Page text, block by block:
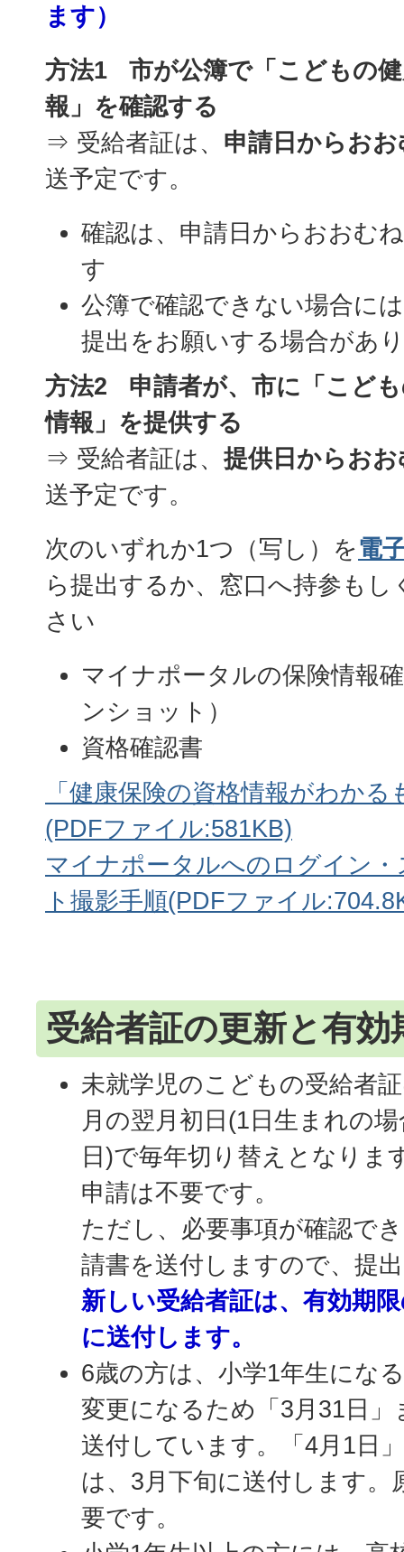
ます）
方法1 市が公簿で「こどもの
報」を確認する
⇒ 受給者証は、 申請日からお
送予定です。
確認は、申請日からおおむ
す
公簿で確認できない場合に
提出をお願いする場合があ
方法2 申請者が、市に「こど
情報」を提供する
⇒ 受給者証は、提供日からお
送予定です。
次のいずれか1つ（写し）を電
ら提出するか、窓口へ持参も
さい
マイナポータルの保険情報
ンショット）
資格確認書
「健康保険の資格情報がわか
(PDFファイル:581KB)
マイナポータルへのログイン
ト撮影手順(PDFファイル
受給者証の更新と有効
未就学児のこどもの受給者
月の翌月初日(1日生まれの
日)で毎年切り替えとなりま
申請は不要です。
ただし、必要事項が確認で
請書を送付しますので、提
新しい受給者証は、有効期
に送付します。
6歳の方は、小学1年生にな
変更になるため「3月31日
送付しています。「4月1日
は、3月下旬に送付します。
要です。